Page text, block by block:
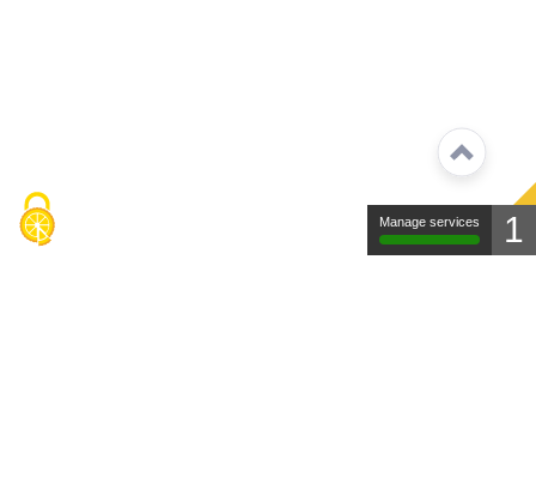
Manage services 1